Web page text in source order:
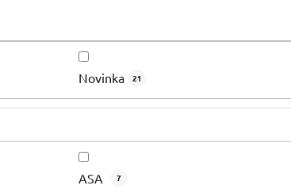
Novinka 21
ASA 7